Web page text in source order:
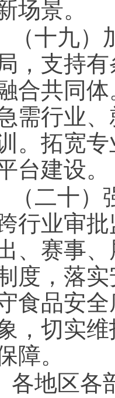
场景。
（十九
，支持
合共同
需行业
。拓宽
台建设。
（二十
行业审
、赛事
度，落
食品安
，切实
障。
各地区各